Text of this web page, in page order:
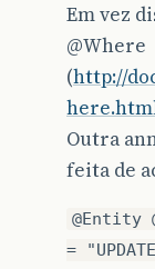
Em vez
@Where
(http://
Outra
feita de
@Entity
=